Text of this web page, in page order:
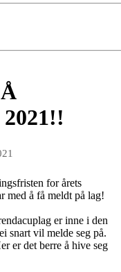
for årets
med å få meldt på lag!
er inne i den
snart vil melde seg på.
er det berre å hive seg